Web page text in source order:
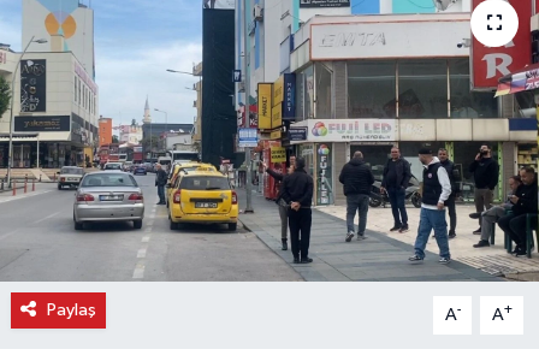
Paylaş A- A+